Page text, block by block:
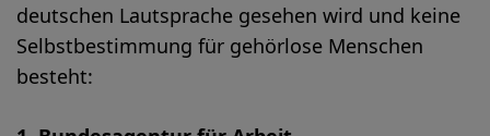
deutschen Lautsprache gesehen wird und keine
Selbstbestimmung für gehörlose Menschen
besteht: